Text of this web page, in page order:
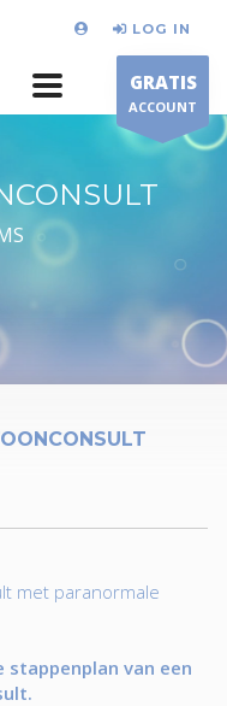
LOG IN
GRATIS
ACCOUNT
met paranormale
van een